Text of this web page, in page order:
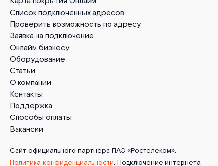
Список подключенных адресов
Проверить возможность по адресу
Заявка на подключение
Онлайм бизнесу
Оборудование
Статьи
О компании
Контакты
Поддержка
Способы оплаты
Вакансии
Сайт официального партнёра ПАО «Ростелеком».
Политика конфиденциальности. Подключение интернета,